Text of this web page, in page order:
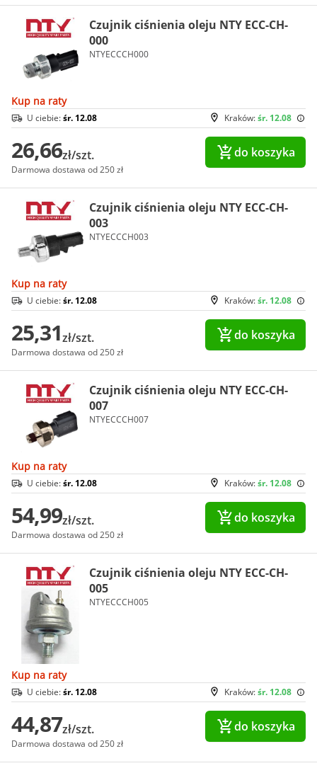
Czujnik ciśnienia oleju NTY ECC-CH-
000
NTYECCCH000
Kup na raty
Kraków:śr. 12.08
U ciebie:śr. 12.08
26,66zł/szt.
Darmowa dostawa od 250 zł
do koszyka
Czujnik ciśnienia oleju NTY ECC-CH-
003
NTYECCCH003
Kup na raty
Kraków:śr. 12.08
U ciebie:śr. 12.08
25,31zł/szt.
Darmowa dostawa od 250 zł
do koszyka
Czujnik ciśnienia oleju NTY ECC-CH-
007
NTYECCCH007
Kup na raty
Kraków:śr. 12.08
U ciebie:śr. 12.08
54,99zł/szt.
Darmowa dostawa od 250 zł
do koszyka
Czujnik ciśnienia oleju NTY ECC-CH-
005
NTYECCCH005
Kup na raty
Kraków:śr. 12.08
U ciebie:śr. 12.08
44,87zł/szt.
Darmowa dostawa od 250 zł
do koszyka